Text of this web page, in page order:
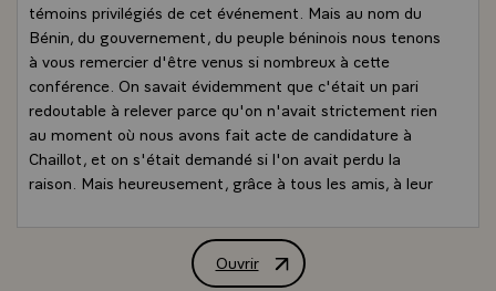
témoins privilégiés de cet événement. Mais au nom du
Bénin, du gouvernement, du peuple béninois nous tenons
à vous remercier d'être venus si nombreux à cette
conférence. On savait évidemment que c'était un pari
redoutable à relever parce qu'on n'avait strictement rien
au moment où nous avons fait acte de candidature à
Chaillot, et on s'était demandé si l'on avait perdu la
raison. Mais heureusement, grâce à tous les amis, à leur
chefs d'Etat, nous avons essayé de nous plier en
plusieurs morceaux, pour quand même vous permettre de
Ouvrir
Conférence de presse conjointe de